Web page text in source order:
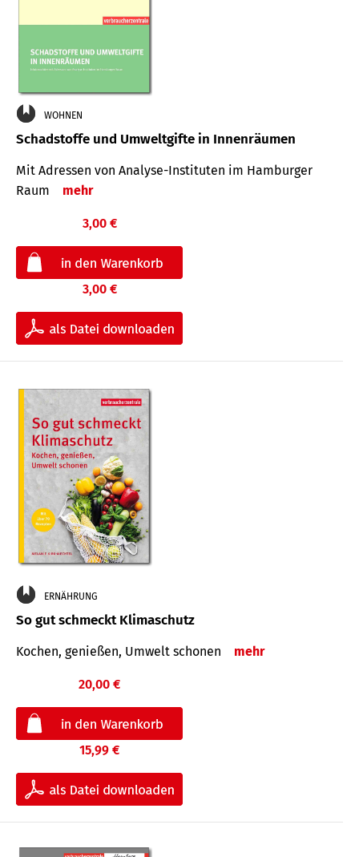
WOHNEN
Schadstoffe und Umweltgifte in Innenräumen
Mit Adressen von Analyse-Insti­tuten im Hamburger
Raum
mehr
3,00 €
3,00 €
ERNÄHRUNG
So gut schmeckt Klimaschutz
Kochen, genießen, Umwelt schonen mehr
20,00 €
15,99 €